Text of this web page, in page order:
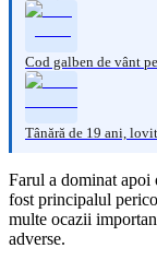
Cod galben de vânt
Tânără de 19 ani,
Farul a dominat apoi
fost principalul
multe ocazii
adverse.